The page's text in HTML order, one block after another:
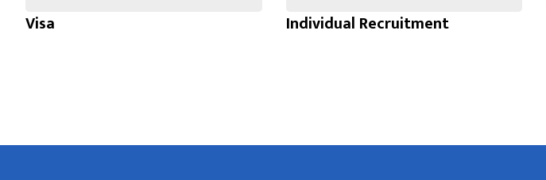
Visa Individual Recruitment